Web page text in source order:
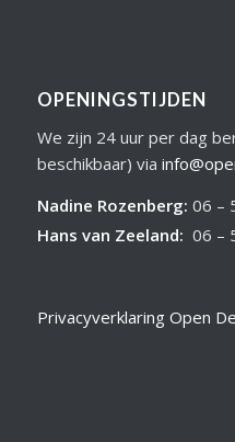
OPENINGSTIJDEN
We zijn 24 uur per dag
beschikbaar) via
Nadine Rozenberg: 06 –
Hans van Zeeland: 06 –
Privacyverklaring Open